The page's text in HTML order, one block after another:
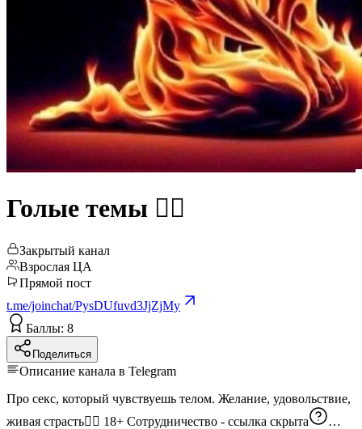
Голые темы ❤️‍🔥
Закрытый канал
Взрослая ЦА
Прямой пост
t.me/joinchat/PysDUfuvd3JjZjMy
Баллы: 8
Поделиться
Описание канала в Telegram
Про секс, который чувствуешь телом. Желание, удовольствие,
живая страсть❤️‍🔥 18+ Сотрудничество - ссылка скрыта